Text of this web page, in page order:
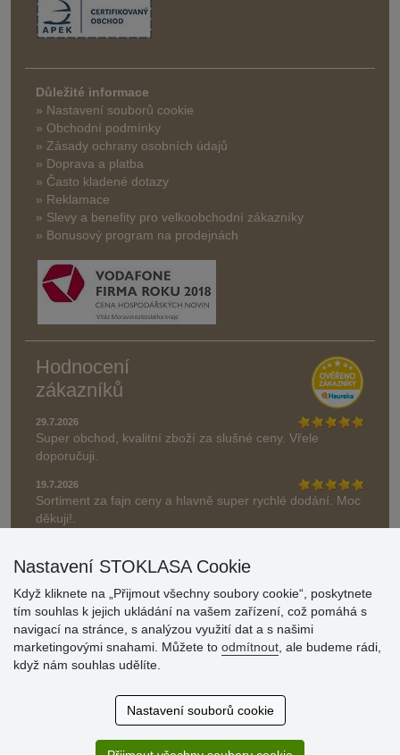
Důležité informace
» Nastavení souborů cookie
» Obchodní podmínky
» Zásady ochrany osobních údajů
» Doprava a platba
» Často kladené dotazy
» Reklamace
» Slevy a benefity pro velkoobchodní zákazníky
» Bonusový program na prodejnách
Hodnocení
zákazníků
29.7.2026
Super obchod, kvalitní zboží za slušné ceny. Vřele
doporučuji.
19.7.2026
Sortiment za fajn ceny a hlavně super rychlé dodání. Moc
děkuji!.
» Aktuálně 19084 recenzí
Nastavení STOKLASA Cookie
Když kliknete na „Přijmout všechny soubory cookie“, poskytnete
tím souhlas k jejich ukládání na vašem zařízení, což pomáhá s
navigací na stránce, s analýzou využití dat a s našimi
marketingovými snahami. Můžete to odmítnout , ale budeme rádi,
když nám souhlas udělíte.
Nastavení souborů cookie